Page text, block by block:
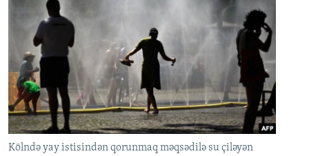
Kölndə yay istisindən qorunmaq məqsədilə su çiləyən